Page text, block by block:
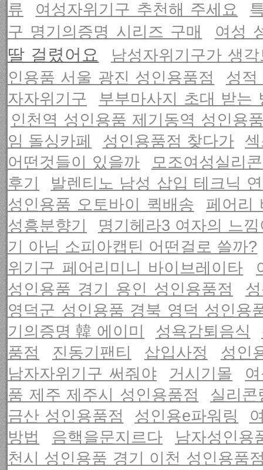
류
여성자위기구 추천해 주세요
구 명기의증명 시리즈 구매
여성
딸 걸렸어요
남성자위기구가 생
인용품 서울 광진 성인용품점
성적
자자위기구
부부마사지 초대 받는
인천역 성인용품 제기동역 성인용
임 돌싱카페
성인용품점 찾다가
어떤것들이 있을까
모조여성실리
후기
발렌티노 남성 삽입 테크닉
성인용품 오토바이 퀵배송
페어리
성흥분향기
명기헤라3 여자의 느
기 아님 소피아캡틴 어떤걸로 쓸까?
위기구 페어리미니 바이브레이타
성인용품 경기 용인 성인용품점
영덕군 성인용품 경북 영덕 성인용
기의증명 韓 에이미
성욕감퇴음식
품점
진동기팬티 삽입사정
성인
남자자위기구 써줘야
거시기몰
품 제주 제주시 성인용품점
실리콘
금산 성인용품점
성인용e파워링
방법
음핵을문지르다
남자성인용
천시 성인용품 경기 이천 성인용품